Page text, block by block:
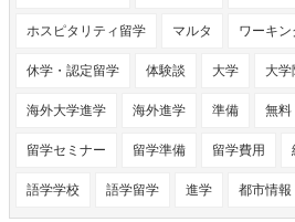
ホスピタリティ留学 マルタ ワーキ
休学・認定留学 体験談 大学 大学
海外大学進学 海外進学 準備 無料
留学セミナー 留学準備 留学費用
語学学校 語学留学 進学 都市情報